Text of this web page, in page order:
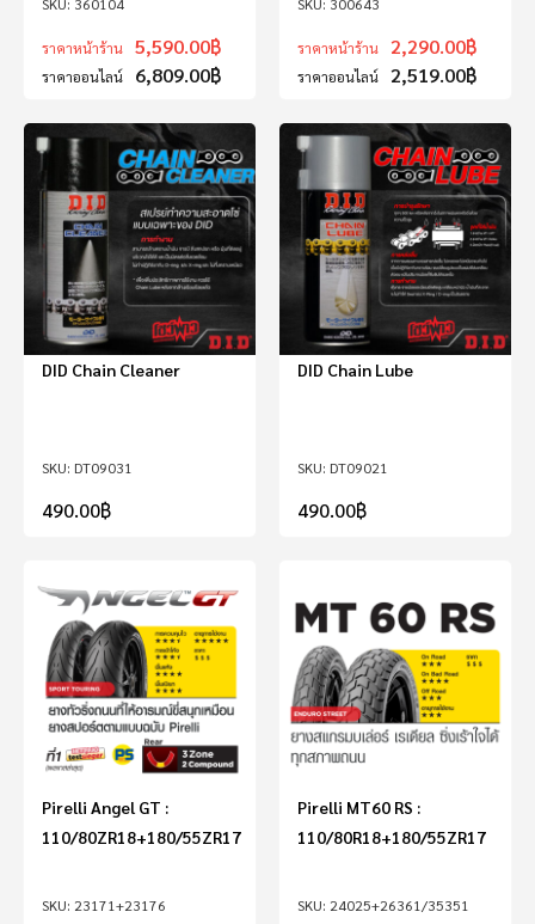
ราคาหน้าร้าน 5,590.00฿
ราคาออนไลน์ 6,809.00฿
ราคาหน้าร้าน 2,290.00฿
ราคาออนไลน์ 2,519.00฿
DT09031
DID Chain Cleaner
490.00฿
DT09021
DID Chain Lube
490.00฿
23171+23176
Pirelli Angel GT :
110/80ZR18+180/55ZR17
24025+26361/35351
Pirelli MT60 RS :
110/80R18+180/55ZR17